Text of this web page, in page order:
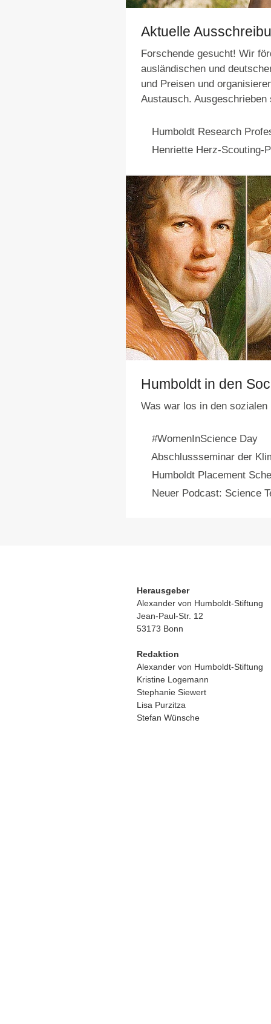
Aktuelle
Forschende gesucht! Wir
ausländischen und
und Preisen und
Austausch. Ausgeschrieben
Humboldt Research
Henriette Herz-Scouting-
Humboldt in den
Was war los in den sozialen
#WomenInScience Day
Abschlussseminar der
Humboldt Placement
Neuer Podcast: Science
Herausgeber
Alexander von Humboldt-Stiftung
Jean-Paul-Str. 12
53173 Bonn
Redaktion
Alexander von Humboldt-Stiftung
Kristine Logemann
Stephanie Siewert
Lisa Purzitza
Stefan Wünsche